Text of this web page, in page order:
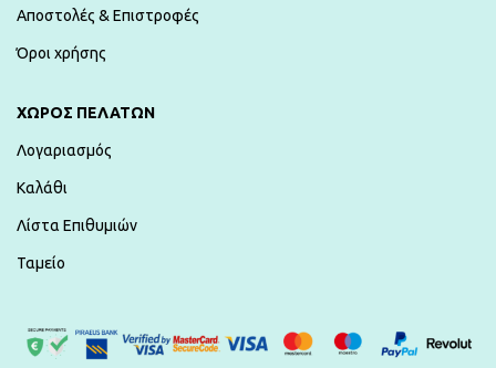
Αποστολές & Επιστροφές
Όροι χρήσης
ΧΏΡΟΣ ΠΕΛΑΤΏΝ
Λογαριασμός
Καλάθι
Λίστα Επιθυμιών
Ταμείο